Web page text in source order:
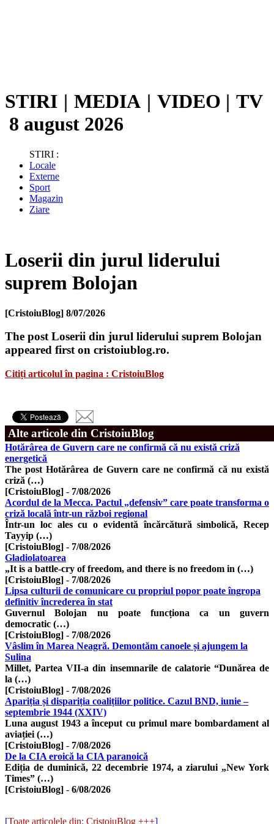
STIRI | MEDIA | VIDEO | TV
8 august 2026
STIRI :
Locale
Externe
Sport
Magazin
Ziare
Loserii din jurul liderului
suprem Bolojan
[CristoiuBlog] 8/07/2026
The post Loserii din jurul liderului suprem Bolojan
appeared first on cristoiublog.ro.
Citiți articolul în pagina : CristoiuBlog
Alte articole din CristoiuBlog
Hotărârea de Guvern care ne confirmă că nu există criză
energetică
The post Hotărârea de Guvern care ne confirmă că nu există
criză (…)
[CristoiuBlog] - 7/08/2026
Acordul de la Mecca. Pactul „defensiv” care poate transforma o
criză locală într-un război regional
Într-un loc ales cu o evidentă încărcătură simbolică, Recep
Tayyip (…)
[CristoiuBlog] - 7/08/2026
Gladiolatoarea
„It is a battle-cry of freedom, and there is no freedom in (…)
[CristoiuBlog] - 7/08/2026
Lipsa culturii de comunicare cu propriul popor poate îngropa
definitiv încrederea în stat
Guvernul Bolojan nu poate funcționa ca un guvern
democratic (…)
[CristoiuBlog] - 7/08/2026
Vâslim în Marea Neagră. Demontăm canoele și ajungem la
Sulina
Millet, Partea VII-a din insemnarile de calatorie “Dunărea de
la (…)
[CristoiuBlog] - 7/08/2026
Apariția și dispariția coalițiilor politice. Cazul BND, iunie –
septembrie 1944 (XXIV)
Luna august 1943 a început cu primul mare bombardament al
aviației (…)
[CristoiuBlog] - 7/08/2026
De la CIA eroică la CIA paranoică
Ediția de duminică, 22 decembrie 1974, a ziarului „New York
Times” (…)
[CristoiuBlog] - 6/08/2026
[Toate articolele din: CristoiuBlog +++]